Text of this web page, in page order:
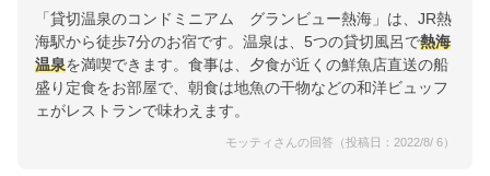
「貸切温泉のコンドミニアム グランビュー熱海」は、JR熱
海駅から徒歩7分のお宿です。温泉は、5つの貸切風呂で熱海
温泉を満喫できます。食事は、夕食が近くの鮮魚店直送の船
盛り定食をお部屋で、朝食は地魚の干物などの和洋ビュッフ
ェがレストランで味わえます。
モッティさんの回答（投稿日：2022/8/ 6）